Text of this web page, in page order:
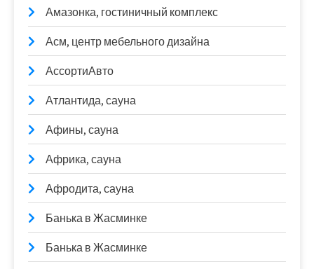
Амазонка, гостиничный комплекс
Асм, центр мебельного дизайна
АссортиАвто
Атлантида, сауна
Афины, сауна
Африка, сауна
Афродита, сауна
Банька в Жасминке
Банька в Жасминке